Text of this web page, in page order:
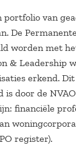
portfolio van
De
worden met
& Leadership
erkend.
is door de
financiële
register).